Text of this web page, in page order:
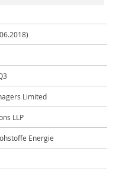
Limited
LLP
Energie